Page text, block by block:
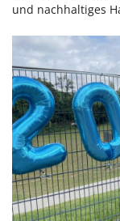
und nachhaltiges